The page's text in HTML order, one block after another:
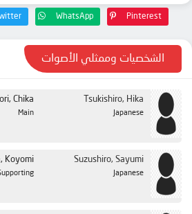
WhatsApp Pinterest
الشخصيات وممثلي الأصوات
Chika
Main
Tsukishiro, Hika
Japanese
Koyomi Suzushiro, Sayumi
Japanese